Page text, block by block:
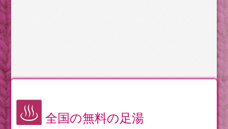
全国の無料の足湯